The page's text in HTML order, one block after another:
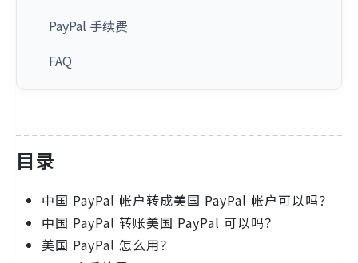
PayPal 手续费
FAQ
目录
中国 PayPal 帐户转成美国 PayPal 帐户可以吗？
中国 PayPal 转账美国 PayPal 可以吗？
美国 PayPal 怎么用？